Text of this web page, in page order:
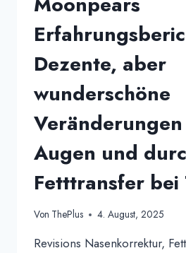
Dezente, aber
wunderschöne
Augen und
Fetttransfer bei
Von ThePlus 4. August, 2025
Revisions Nasenkorrektur,